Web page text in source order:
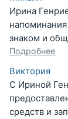
Ирина
знаком и
Подробнее
Виктория
С Ириной
средств и